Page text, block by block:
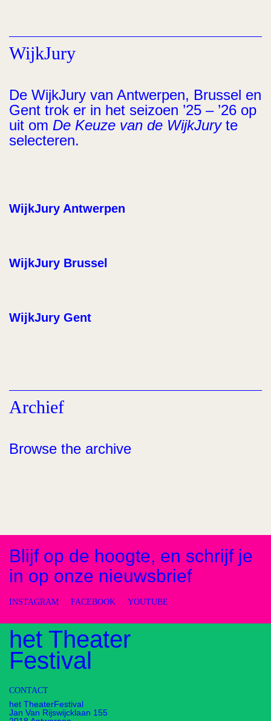
WijkJury
De WijkJury van Antwerpen, Brussel en
Gent trok er in het seizoen ’25 – ’26 op
uit om De Keuze van de WijkJuryte
selecteren.
WijkJury Antwerpen
WijkJury Brussel
WijkJury Gent
Archief
Browse the archive
Blijf op de hoogte, en schrijf je
in op onze nieuwsbrief
INSTAGRAM FACEBOOK YOUTUBE
het Theater
Festival
CONTACT
het TheaterFestival
Jan Van Rijswijcklaan 155